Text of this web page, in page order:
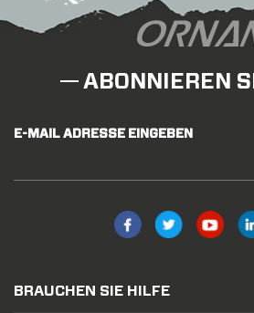
ABONNIEREN
E-MAIL ADRESSE EINGEBEN
BRAUCHEN SIE HILFE